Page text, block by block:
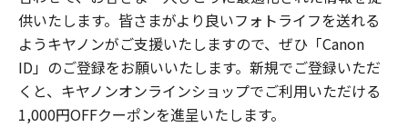
供いたします。皆さまがより良いフォトライフを送れる
ようキヤノンがご支援いたしますので、ぜひ「Canon
ID」のご登録をお願いいたします。新規でご登録いただ
くと、キヤノンオンラインショップでご利用いただける
1,000円OFFクーポンを進呈いたします。